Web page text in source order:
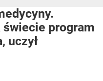
świecie program
uczył